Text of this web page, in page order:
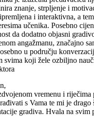
znanje, strpljenje i
i interaktivna, a
učenika. Posebno
da dodatno objasni
angažmanu, značajno
u području
svima koji žele ozbiljno
vremenu i
s Vama te mi je drago
gradiva. Hvala na svim